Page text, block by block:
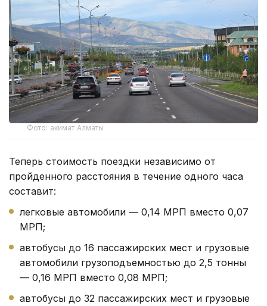
Фото: акимат Алматы
Теперь стоимость поездки независимо от
пройденного расстояния в течение одного часа
составит:
легковые автомобили — 0,14 МРП вместо 0,07
МРП;
автобусы до 16 пассажирских мест и грузовые
автомобили грузоподъемностью до 2,5 тонны
— 0,16 МРП вместо 0,08 МРП;
автобусы до 32 пассажирских мест и грузовые